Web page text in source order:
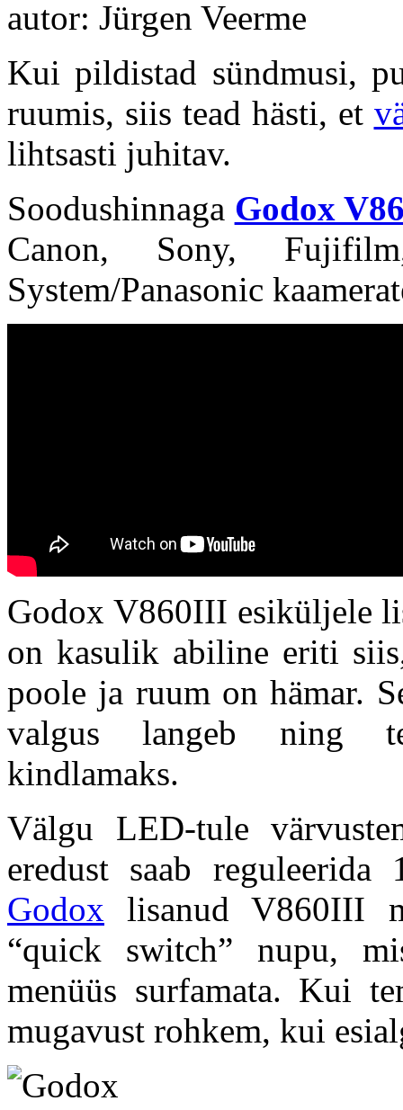
autor: Jürgen Veerme
Kui pildistad sündmusi,
ruumis, siis tead hästi, et
lihtsasti juhitav.
Soodushinnaga Godox
Canon, Sony,
System/Panasonic
Godox V860III esiküljele
on kasulik abiline eriti
poole ja ruum on hämar.
valgus langeb ning
kindlamaks.
Välgu LED-tule
eredust saab
Godox lisanud V860III
“quick switch” nupu,
menüüs surfamata. Kui
mugavust rohkem, kui